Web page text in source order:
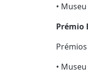
•
Prémio
Prémios
•